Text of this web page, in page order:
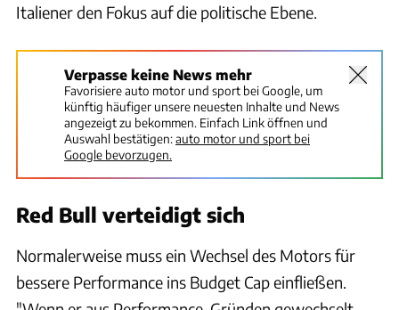
Italiener den Fokus auf die politische Ebene.
Verpasse keine News mehr
Favorisiere auto motor und sport bei Google, um
künftig häufiger unsere neuesten Inhalte und News
angezeigt zu bekommen. Einfach Link öffnen und
Auswahl bestätigen:auto motor und sport bei
Google bevorzugen.
Red Bull verteidigt sich
Normalerweise muss ein Wechsel des Motors für
bessere Performance ins Budget Cap einfließen.